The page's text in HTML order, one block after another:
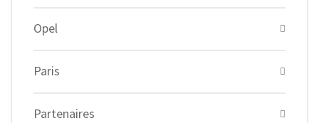
Opel
Paris
Partenaires